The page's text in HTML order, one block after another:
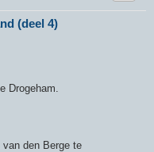
(deel 4)
Drogeham.
den Berge te